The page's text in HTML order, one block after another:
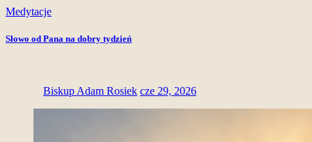
Medytacje
Słowo od Pana na dobry tydzień
Biskup Adam Rosiek cze 29, 2026